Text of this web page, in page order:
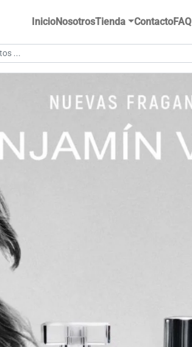
InicioNosotrosTienda ContactoFAQ